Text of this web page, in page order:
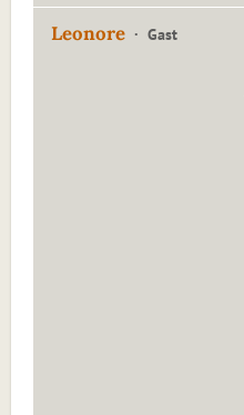
Leonore Gast